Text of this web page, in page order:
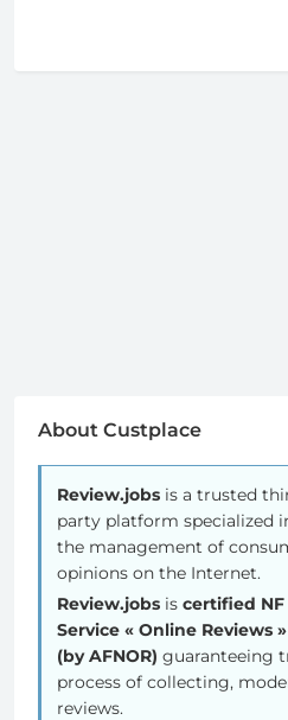
About Custplace
Review.jobs is a trusted
party platform specialized
the management of
opinions on the Internet.
Review.jobs is certified NF
Service « Online Reviews »
(by AFNOR) guaranteeing
process of collecting,
reviews.